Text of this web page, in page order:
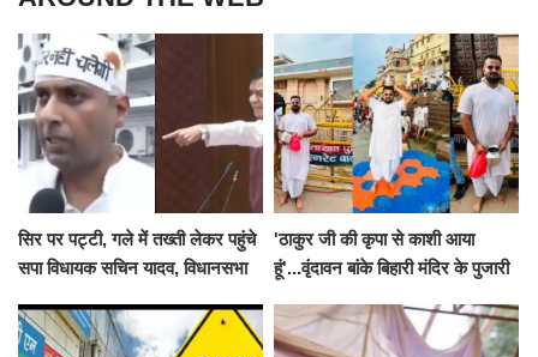
सिर पर पट्टी, गले में तख्ती लेकर पहुंचे
सपा विधायक सचिन यादव, विधानसभा
निलंबित
'ठाकुर जी की कृपा से काशी आया
हूं'...वृंदावन बांके बिहारी मंदिर के पुजारी
जलाभिषेक